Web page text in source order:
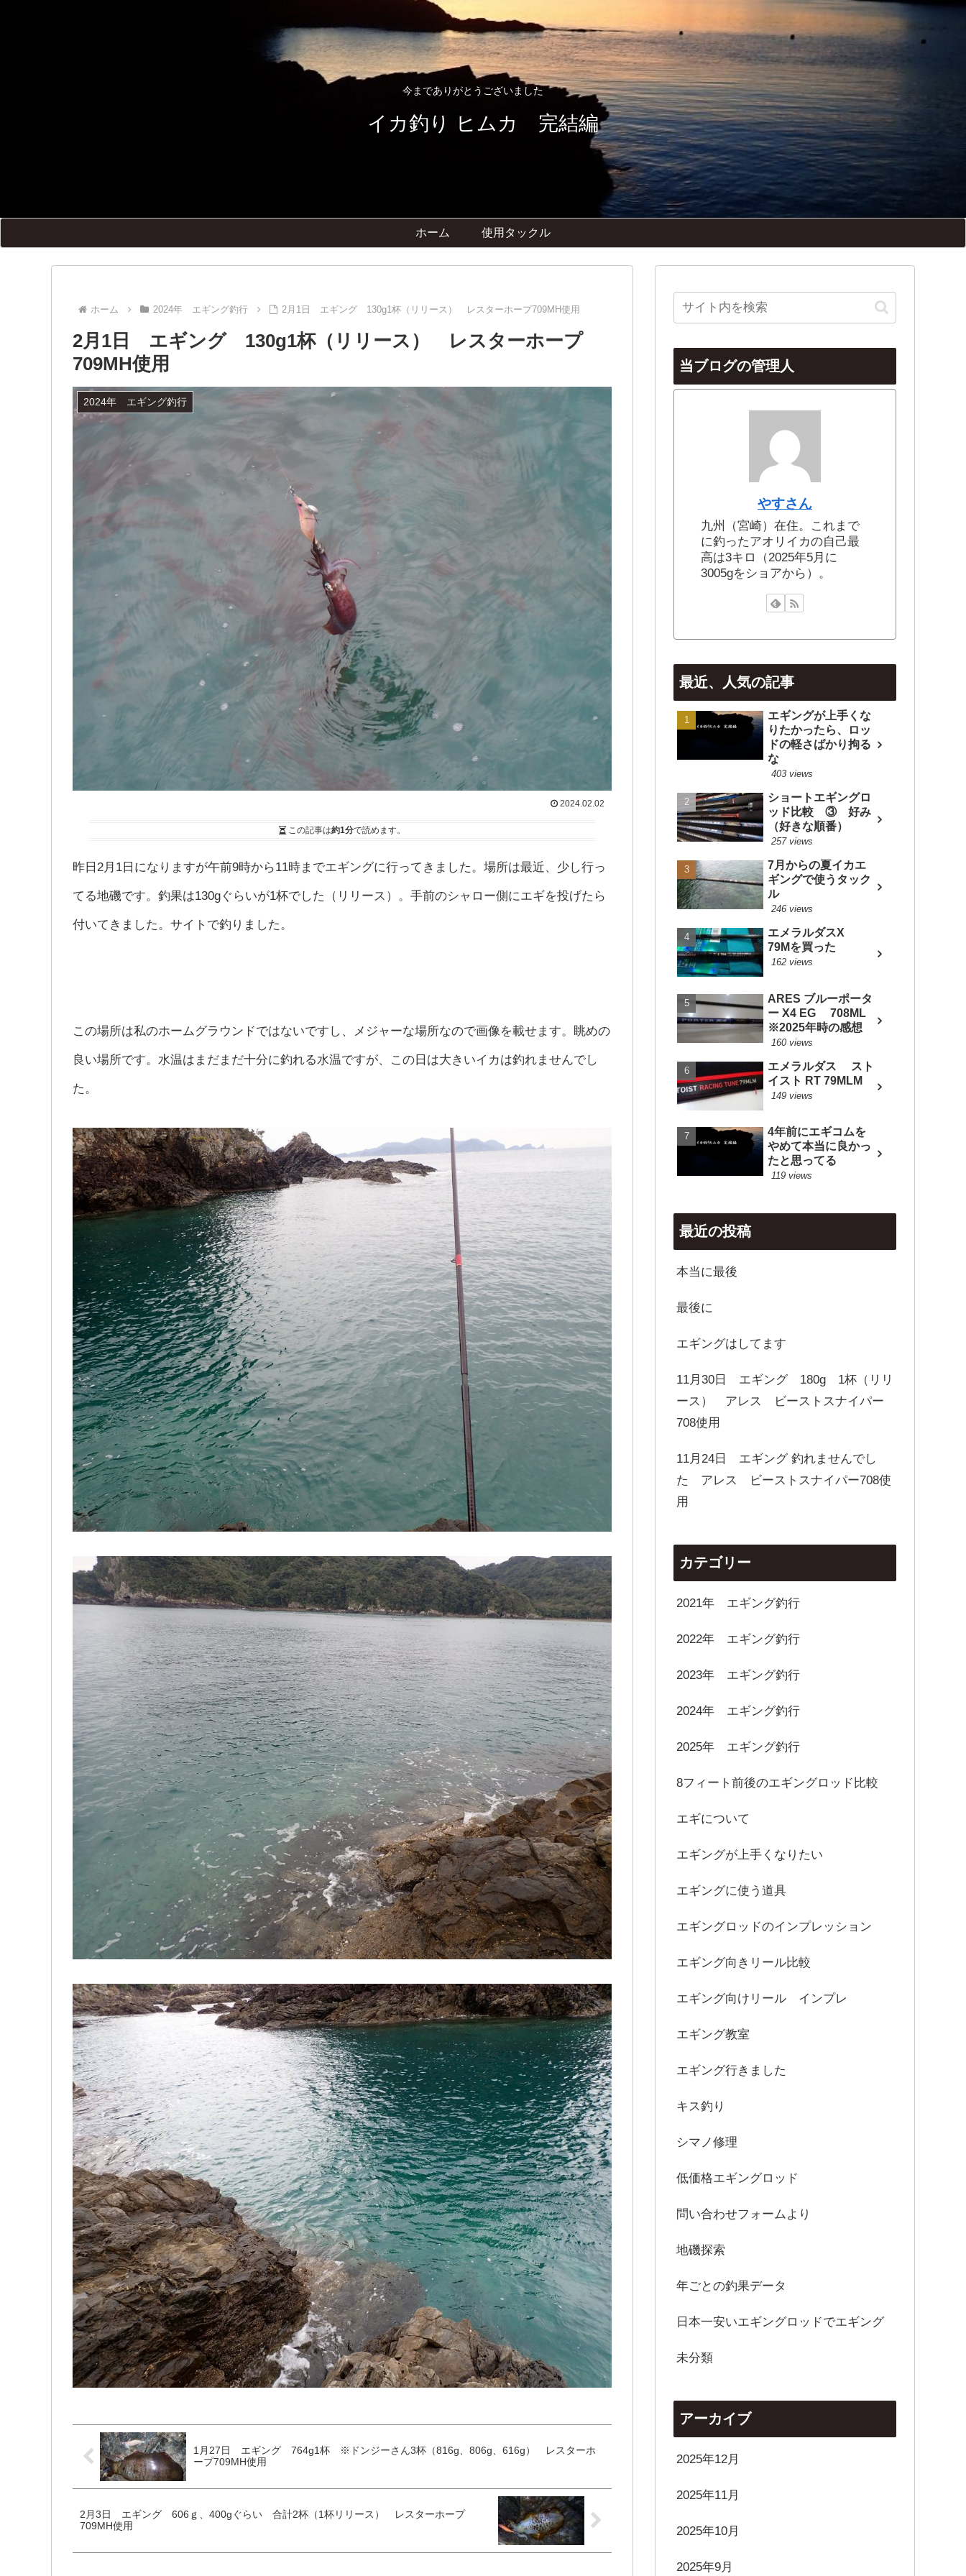
今までありがとうございました
イカ釣り ヒムカ 完結編
ホーム 使用タックル
ホーム 2024年 エギング釣行 2月1日 エギング 130g1杯（リリース） レスターホープ709MH使用
2月1日 エギング 130g1杯（リリース） レスターホープ
709MH使用
2024年 エギング釣行
2024.02.02
この記事は約1分で読めます。
昨日2月1日になりますが午前9時から11時までエギングに行ってきました。場所は最近、少し行っ
てる地磯です。釣果は130gぐらいが1杯でした（リリース）。手前のシャロー側にエギを投げたら
付いてきました。サイトで釣りました。
この場所は私のホームグラウンドではないですし、メジャーな場所なので画像を載せます。眺めの
良い場所です。水温はまだまだ十分に釣れる水温ですが、この日は大きいイカは釣れませんでし
た。
1月27日 エギング 764g1杯 ※ドンジーさん3杯（816g、806g、616g） レスターホ
ープ709MH使用
2月3日 エギング 606ｇ、400gぐらい 合計2杯（1杯リリース） レスターホープ
709MH使用
当ブログの管理人
やすさん
九州（宮崎）在住。これまで
に釣ったアオリイカの自己最
高は3キロ（2025年5月に
3005gをショアから）。
最近、人気の記事
エギングが上手くな
りたかったら、ロッ
ドの軽さばかり拘る
な
403 views
ショートエギングロ
ッド比較 ③ 好み
（好きな順番）
257 views
7月からの夏イカエ
ギングで使うタック
ル
246 views
エメラルダスX
79Mを買った
162 views
ARES ブルーポータ
ー X4 EG 708ML
※2025年時の感想
160 views
エメラルダス スト
イスト RT 79MLM
149 views
4年前にエギコムを
やめて本当に良かっ
たと思ってる
119 views
最近の投稿
本当に最後
最後に
エギングはしてます
11月30日 エギング 180g 1杯（リリ
ース） アレス ビーストスナイパー
708使用
11月24日 エギング 釣れませんでし
た アレス ビーストスナイパー708使
用
カテゴリー
2021年 エギング釣行
2022年 エギング釣行
2023年 エギング釣行
2024年 エギング釣行
2025年 エギング釣行
8フィート前後のエギングロッド比較
エギについて
エギングが上手くなりたい
エギングに使う道具
エギングロッドのインプレッション
エギング向きリール比較
エギング向けリール インプレ
エギング教室
エギング行きました
キス釣り
シマノ修理
低価格エギングロッド
問い合わせフォームより
地磯探索
年ごとの釣果データ
日本一安いエギングロッドでエギング
未分類
アーカイブ
2025年12月
2025年11月
2025年10月
2025年9月